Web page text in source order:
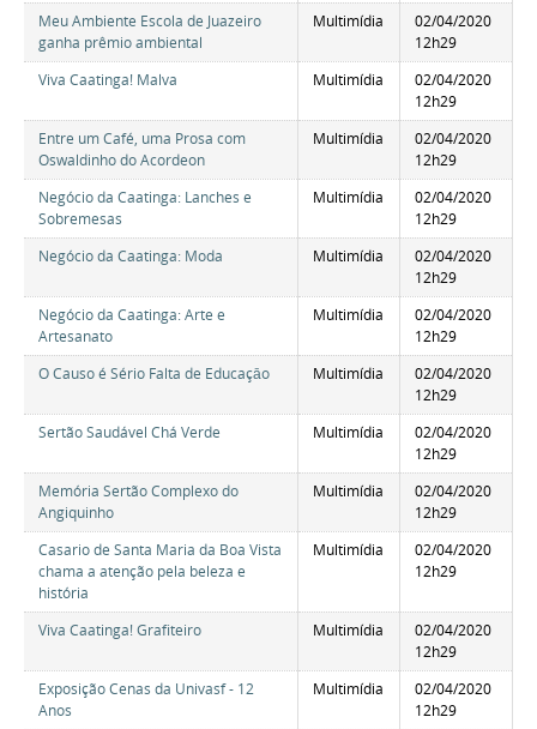
Meu Ambiente Escola de Juazeiro
ganha prêmio ambiental
Multimídia
02/04/2020
12h29
Viva Caatinga! Malva
Multimídia
02/04/2020
12h29
Entre um Café, uma Prosa com
Oswaldinho do Acordeon
Multimídia
02/04/2020
12h29
Negócio da Caatinga: Lanches e
Sobremesas
Multimídia
02/04/2020
12h29
Negócio da Caatinga: Moda
Multimídia
02/04/2020
12h29
Negócio da Caatinga: Arte e
Artesanato
Multimídia
02/04/2020
12h29
O Causo é Sério Falta de Educaçāo
Multimídia
02/04/2020
12h29
Sertão Saudável Chá Verde
Multimídia
02/04/2020
12h29
Memória Sertão Complexo do
Angiquinho
Multimídia
02/04/2020
12h29
Casario de Santa Maria da Boa Vista
chama a atenção pela beleza e
história
Multimídia
02/04/2020
12h29
Viva Caatinga! Grafiteiro Multimídia
02/04/2020
12h29
Exposição Cenas da Univasf - 12
Anos
Multimídia
02/04/2020
12h29